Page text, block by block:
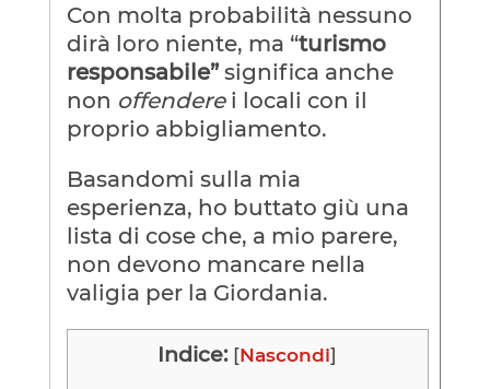
Con molta probabilità nessuno
dirà loro niente, ma “turismo
responsabile”significa anche
non offenderei locali con il
proprio abbigliamento.
Basandomi sulla mia
esperienza, ho buttato giù una
lista di cose che, a mio parere,
non devono mancare nella
valigia per la Giordania.
Indice: [Nascondi]